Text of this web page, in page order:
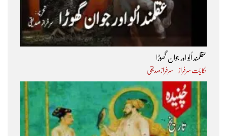
عقلمند اُلّو اور جوان گھوڑا
حکایات سرفراز سرفراز صدیقی